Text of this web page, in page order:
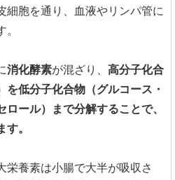
細胞を通り、血液やリンパ管に
消化酵素が混ざり、 高分子化合
低分子化合物（グルコース・
ール）まで分解することで、
。
栄養素は小腸で大半が吸収さ